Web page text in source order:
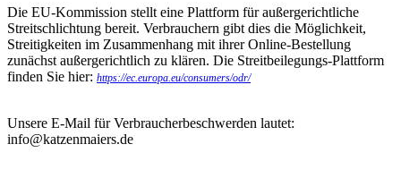
Die EU-Kommission stellt eine Plattform für außergerichtliche
Streitschlichtung bereit. Verbrauchern gibt dies die Möglichkeit,
Streitigkeiten im Zusammenhang mit ihrer Online-Bestellung
zunächst außergerichtlich zu klären. Die Streitbeilegungs-Plattform
finden Sie hier: https://ec.europa.eu/consumers/odr/
Unsere E-Mail für Verbraucherbeschwerden lautet:
info@katzenmaiers.de